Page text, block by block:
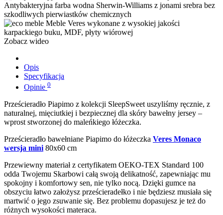
Antybakteryjna farba wodna Sherwin-Williams z jonami srebra bez
szkodliwych pierwiastków chemicznych
Meble Veres wykonane z wysokiej jakości
karpackiego buku, MDF, płyty wiórowej
Zobacz wideo
Opis
Specyfikacja
Opinie 0
Prześcieradło Piapimo z kolekcji SleepSweet uszyliśmy ręcznie, z
naturalnej, mięciutkiej i bezpiecznej dla skóry bawełny jersey –
wprost stworzonej do maleńkiego łóżeczka.
Prześcieradło bawełniane Piapimo do łóżeczka Veres Monaco
wersja mini 80х60 cm
Przewiewny materiał z certyfikatem OEKO-TEX Standard 100
odda Twojemu Skarbowi całą swoją delikatność, zapewniając mu
spokojny i komfortowy sen, nie tylko nocą. Dzięki gumce na
obszyciu łatwo założysz prześcieradełko i nie będziesz musiała się
martwić o jego zsuwanie się. Bez problemu dopasujesz je też do
różnych wysokości materaca.